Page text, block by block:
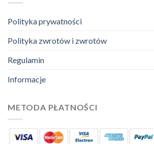
Polityka prywatności
Polityka zwrotów i zwrotów
Regulamin
Informacje
METODA PŁATNOŚCI